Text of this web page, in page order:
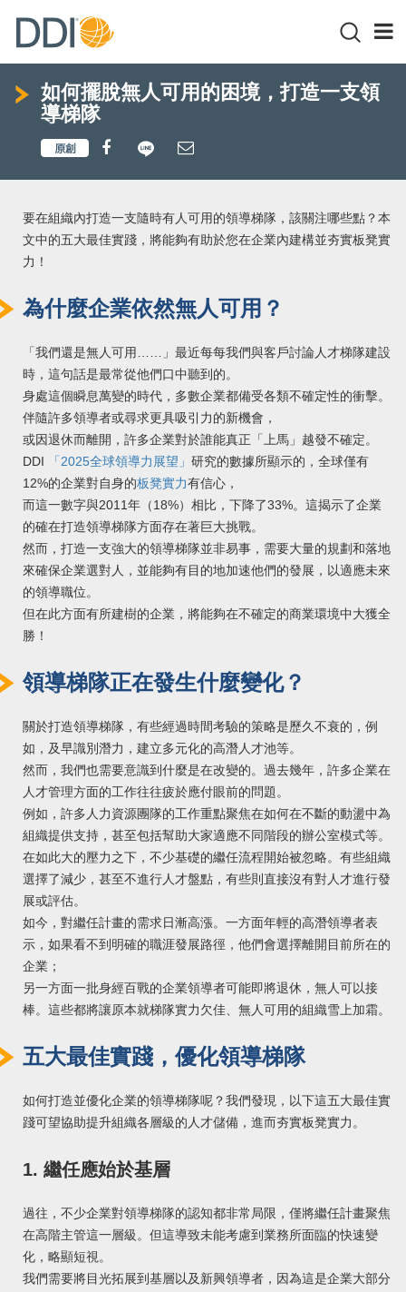
如何擺脫無人可用的困境，打造一支領
導梯隊
要在組織內打造一支隨時有人可用的領導梯隊，該關注哪些點？本
文中的五大最佳實踐，將能夠有助於您在企業內建構並夯實板凳實
力！
為什麼企業依然無人可用？
「我們還是無人可用……」最近每每我們與客戶討論人才梯隊建設
時，這句話是最常從他們口中聽到的。
身處這個瞬息萬變的時代，多數企業都備受各類不確定性的衝擊。
伴隨許多領導者或尋求更具吸引力的新機會，
或因退休而離開，許多企業對於誰能真正「上馬」越發不確定。
DDI
「2025全球領導力展望」 研究的數據所顯示的，全球僅有
12%的企業對自身的板凳實力有信心，
而這一數字與2011年（18%）相比，下降了33%。這揭示了企業
的確在打造領導梯隊方面存在著巨大挑戰。
然而，打造一支強大的領導梯隊並非易事，需要大量的規劃和落地
來確保企業選對人，並能夠有目的地加速他們的發展，以適應未來
的領導職位。
但在此方面有所建樹的企業，將能夠在不確定的商業環境中大獲全
勝！
領導梯隊正在發生什麼變化？
關於打造領導梯隊，有些經過時間考驗的策略是歷久不衰的，例
如，及早識別潛力，建立多元化的高潛人才池等。
然而，我們也需要意識到什麼是在改變的。過去幾年，許多企業在
人才管理方面的工作往往疲於應付眼前的問題。
例如，許多人力資源團隊的工作重點聚焦在如何在不斷的動盪中為
組織提供支持，甚至包括幫助大家適應不同階段的辦公室模式等。
在如此大的壓力之下，不少基礎的繼任流程開始被忽略。有些組織
選擇了減少，甚至不進行人才盤點，有些則直接沒有對人才進行發
展或評估。
如今，對繼任計畫的需求日漸高漲。一方面年輕的高潛領導者表
示，如果看不到明確的職涯發展路徑，他們會選擇離開目前所在的
企業；
另一方面一批身經百戰的企業領導者可能即將退休，無人可以接
棒。這些都將讓原本就梯隊實力欠佳、無人可用的組織雪上加霜。
五大最佳實踐，優化領導梯隊
如何打造並優化企業的領導梯隊呢？我們發現，以下這五大最佳實
踐可望協助提升組織各層級的人才儲備，進而夯實板凳實力。
1. 繼任應始於基層
過往，不少企業對領導梯隊的認知都非常局限，僅將繼任計畫聚焦
在高階主管這一層級。但這導致未能考慮到業務所面臨的快速變
化，略顯短視。
我們需要將目光拓展到基層以及新興領導者，因為這是企業大部分